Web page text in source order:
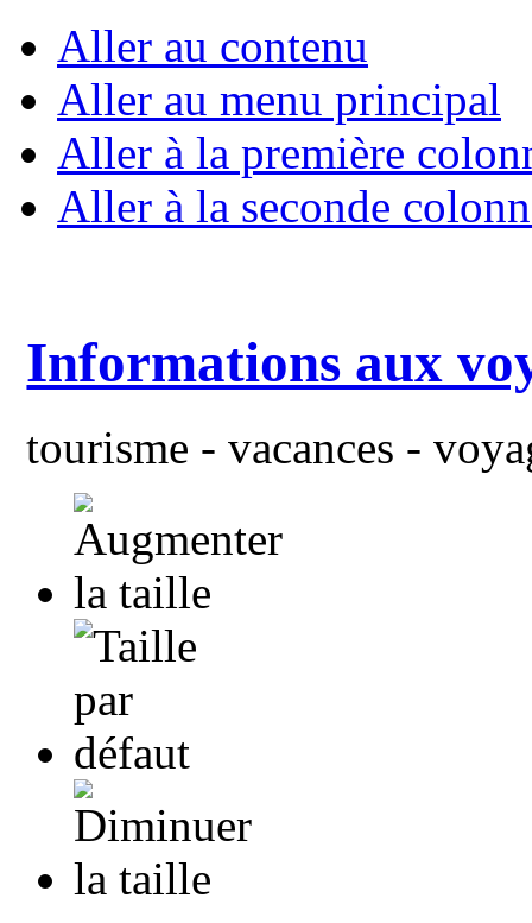
Aller au contenu
Aller au menu principal
Aller à la première
Aller à la seconde
Informations aux
tourisme - vacances -